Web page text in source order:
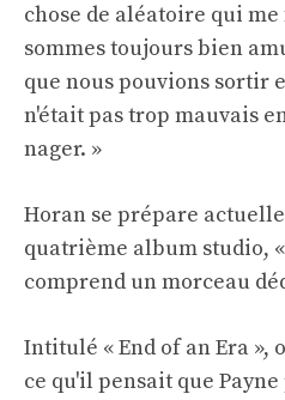
chose de aléatoire qui
sommes toujours bien
que nous pouvions sortir
n'était pas trop mauvais
nager. »
Horan se prépare
quatrième album studio,
comprend un morceau
Intitulé « End of an Era »,
ce qu'il pensait que